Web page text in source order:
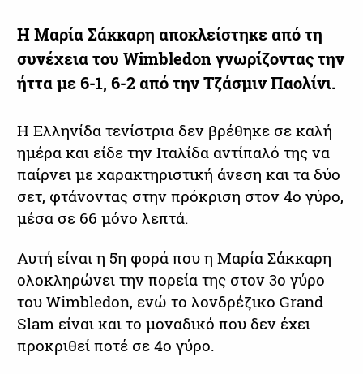
Η Μαρία Σάκκαρη αποκλείστηκε από τη
συνέχεια του Wimbledon γνωρίζοντας την
ήττα με 6-1, 6-2 από την Τζάσμιν Παολίνι.
H Ελληνίδα τενίστρια δεν βρέθηκε σε καλή
ημέρα και είδε την Ιταλίδα αντίπαλό της να
παίρνει με χαρακτηριστική άνεση και τα δύο
σετ, φτάνοντας στην πρόκριση στον 4ο γύρο,
μέσα σε 66 μόνο λεπτά.
Αυτή είναι η 5η φορά που η Μαρία Σάκκαρη
ολοκληρώνει την πορεία της στον 3ο γύρο
του Wimbledon, ενώ το λονδρέζικο Grand
Slam είναι και το μοναδικό που δεν έχει
προκριθεί ποτέ σε 4ο γύρο.